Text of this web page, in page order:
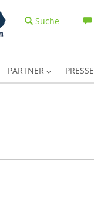
Suche
PARTNER PRESSE